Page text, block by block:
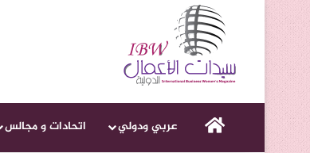
الرئيسيةعربي ودولي اتحادات و مجالس